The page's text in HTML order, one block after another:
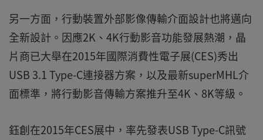
另一方面，行動裝置外部影像傳輸介面設計也將邁向
全新設計。因應2K、4K行動影音功能發展熱潮，晶
片商已大舉在2015年國際消費性電子展(CES)秀出
USB 3.1 Type-C連接器方案，以及最新superMHL介
面標準，將行動影音傳輸方案推升至4K、8K等級。
鈺創在2015年CES展中，率先發表USB Type-C訊號